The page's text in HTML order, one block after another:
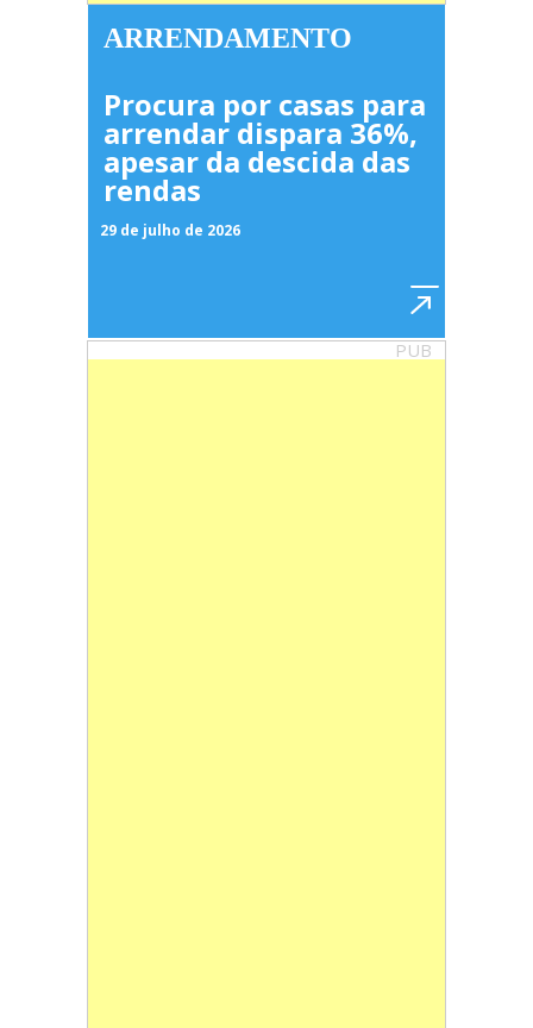
ARRENDAMENTO
Procura por casas para
arrendar dispara 36%,
apesar da descida das
rendas
29 de julho de 2026
PUB